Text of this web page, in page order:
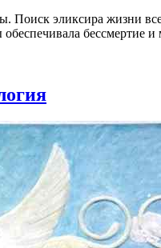
Поиск эликсира жизни
бессмертие и